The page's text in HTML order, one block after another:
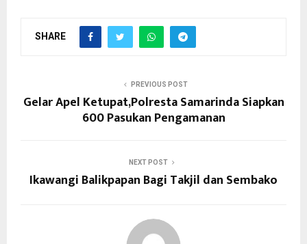
SHARE
PREVIOUS POST
Gelar Apel Ketupat,Polresta Samarinda Siapkan
600 Pasukan Pengamanan
NEXT POST
Ikawangi Balikpapan Bagi Takjil dan Sembako